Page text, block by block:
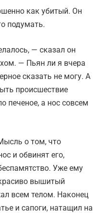
как убитый. Он
подумать.
— сказал он
— Пьян ли я вчера
сказать не могу. А
происшествие
печеное, а нос совсем
о том, что
и обвинят его,
Уже ему
вышитый
всем телом. Наконец
и сапоги, натащил на